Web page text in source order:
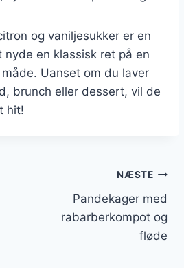
og vaniljesukker er en
en klassisk ret på en
Uanset om du laver
brunch eller dessert, vil de
hit!
NÆSTE
Pandekager med
rabarberkompot og
fløde